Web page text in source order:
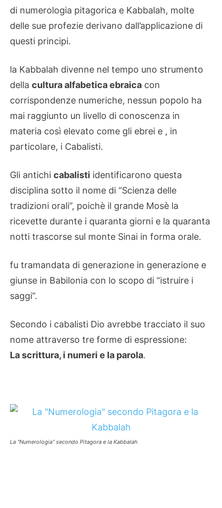
di numerologia pitagorica e Kabbalah, molte
delle sue profezie derivano dall’applicazione di
questi principi.
la Kabbalah divenne nel tempo uno strumento
della cultura alfabetica ebraica con
corrispondenze numeriche, nessun popolo ha
mai raggiunto un livello di conoscenza in
materia così elevato come gli ebrei e , in
particolare, i Cabalisti.
Gli antichi cabalisti identificarono questa
disciplina sotto il nome di “Scienza delle
tradizioni orali”, poichè il grande Mosè la
ricevette durante i quaranta giorni e la quaranta
notti trascorse sul monte Sinai in forma orale.
fu tramandata di generazione in generazione e
giunse in Babilonia con lo scopo di “istruire i
saggi”.
Secondo i cabalisti Dio avrebbe tracciato il suo
nome attraverso tre forme di espressione:
La scrittura, i numeri e la parola.
La “Numerologia” secondo Pitagora e la Kabbalah